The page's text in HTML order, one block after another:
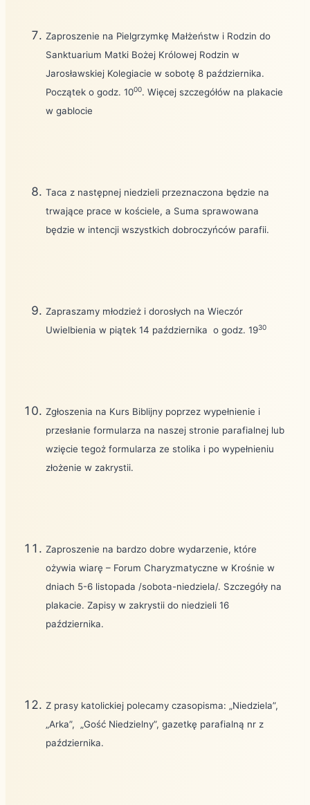
Zaproszenie na Pielgrzymkę Małżeństw i Rodzin do
Sanktuarium Matki Bożej Królowej Rodzin w
Jarosławskiej Kolegiacie w sobotę 8 października.
Początek o godz. 1000. Więcej szczegółów na plakacie
w gablocie
Taca z następnej niedzieli przeznaczona będzie na
trwające prace w kościele, a Suma sprawowana
będzie w intencji wszystkich dobroczyńców parafii.
Zapraszamy młodzież i dorosłych na Wieczór
Uwielbienia w piątek 14 października o godz. 1930
Zgłoszenia na Kurs Biblijny poprzez wypełnienie i
przesłanie formularza na naszej stronie parafialnej lub
wzięcie tegoż formularza ze stolika i po wypełnieniu
złożenie w zakrystii.
Zaproszenie na bardzo dobre wydarzenie, które
ożywia wiarę – Forum Charyzmatyczne w Krośnie w
dniach 5-6 listopada /sobota-niedziela/. Szczegóły na
plakacie. Zapisy w zakrystii do niedzieli 16
października.
Z prasy katolickiej polecamy czasopisma: „Niedziela”,
„Arka”,
„Gość Niedzielny”, gazetkę parafialną nr z
października.